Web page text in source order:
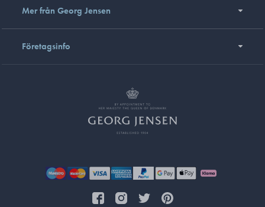
Mer från Georg Jensen
Företagsinfo